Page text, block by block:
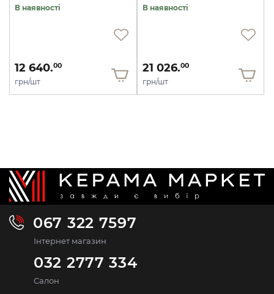
В наявності
12 640.00
грн/шт
В наявності
21 026.00
грн/шт
067 322 7597
Інтернет магазин
032 2777 334
Салон